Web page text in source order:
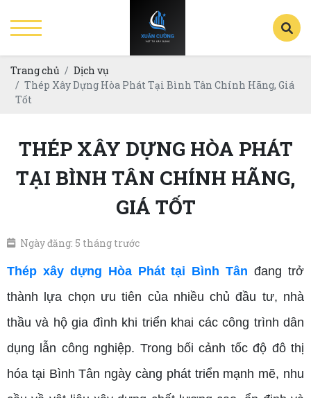
Trang chủ
Dịch vụ
Thép Xây Dựng Hòa Phát Tại Bình Tân Chính Hãng, Giá
Tốt
THÉP XÂY DỰNG HÒA PHÁT
TẠI BÌNH TÂN CHÍNH HÃNG,
GIÁ TỐT
Ngày đăng: 5 tháng trước
Thép xây dựng Hòa Phát tại Bình Tân đang trở
thành lựa chọn ưu tiên của nhiều chủ đầu tư, nhà
thầu và hộ gia đình khi triển khai các công trình dân
dụng lẫn công nghiệp. Trong bối cảnh tốc độ đô thị
hóa tại Bình Tân ngày càng phát triển mạnh mẽ, nhu